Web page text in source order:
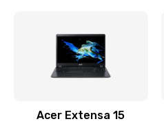
Замена
Acer Extensa 15